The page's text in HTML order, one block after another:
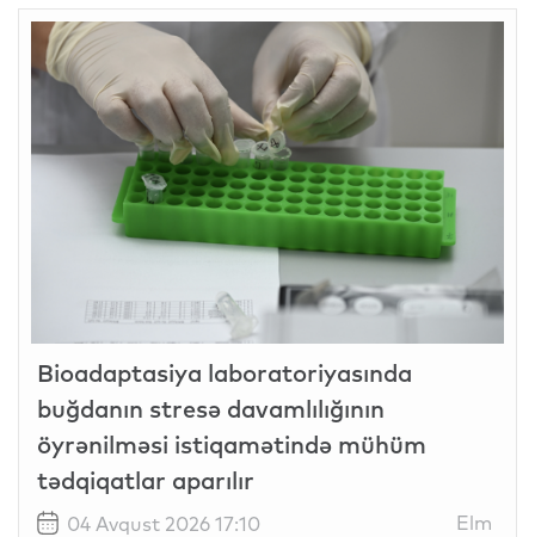
Bioadaptasiya laboratoriyasında
buğdanın stresə davamlılığının
öyrənilməsi istiqamətində mühüm
tədqiqatlar aparılır
04 Avqust 2026 17:10 Elm